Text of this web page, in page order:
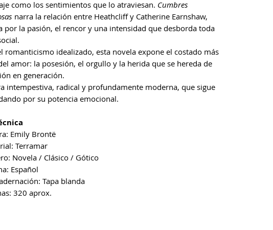
como los sentimientos que lo atraviesan. Cumbres
narra la relación entre Heathcliff y Catherine Earnshaw,
por la pasión, el rencor y una intensidad que desborda toda
romanticismo idealizado, esta novela expone el costado más
amor: la posesión, el orgullo y la herida que se hereda de
en generación.
intempestiva, radical y profundamente moderna, que sigue
por su potencia emocional.
Emily Brontë
Terramar
Novela / Clásico / Gótico
Español
Tapa blanda
320 aprox.